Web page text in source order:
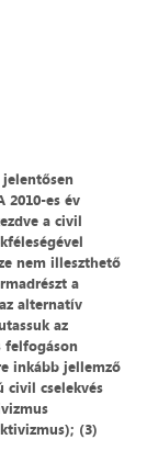
2010-es év
a civil
nem illeszthető
a
alternatív
az
felfogáson
inkább jellemző
civil cselekvés
(3)